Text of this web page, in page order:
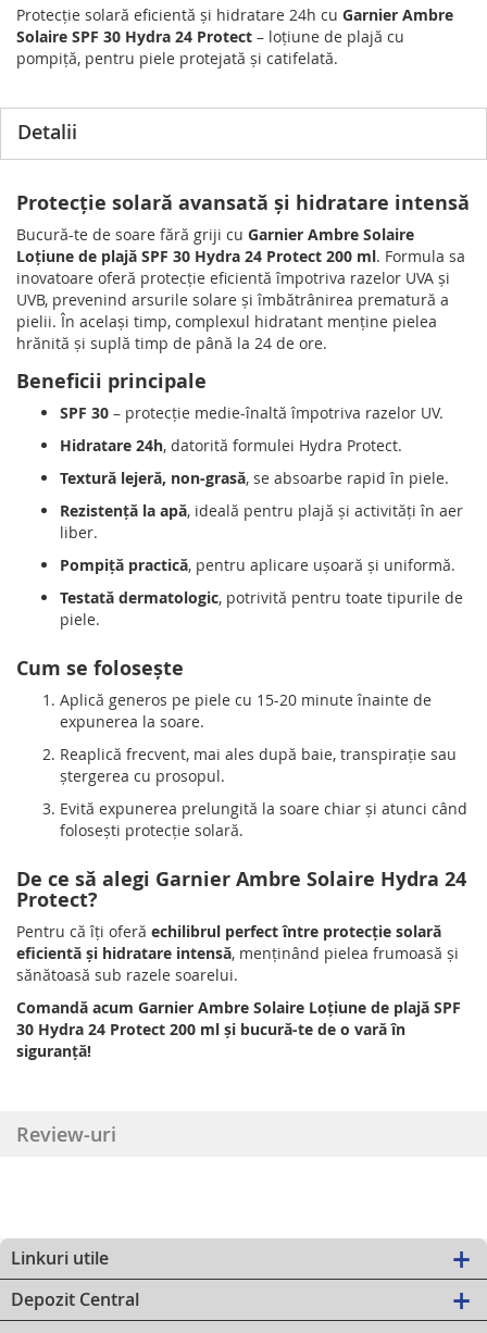
Protecție solară eficientă și hidratare 24h cu Garnier Ambre
Solaire SPF 30 Hydra 24 Protect – loțiune de plajă cu
pompiță, pentru piele protejată și catifelată.
Detalii
Protecție solară avansată și hidratare intensă
Bucură-te de soare fără griji cu Garnier Ambre Solaire
Loțiune de plajă SPF 30 Hydra 24 Protect 200 ml. Formula sa
inovatoare oferă protecție eficientă împotriva razelor UVA și
UVB, prevenind arsurile solare și îmbătrânirea prematură a
pielii. În același timp, complexul hidratant menține pielea
hrănită și suplă timp de până la 24 de ore.
Beneficii principale
SPF 30 – protecție medie-înaltă împotriva razelor UV.
Hidratare 24h, datorită formulei Hydra Protect.
Textură lejeră, non-grasă, se absoarbe rapid în piele.
Rezistență la apă, ideală pentru plajă și activități în aer
liber.
Pompiță practică, pentru aplicare ușoară și uniformă.
Testată dermatologic, potrivită pentru toate tipurile de
piele.
Cum se folosește
Aplică generos pe piele cu 15-20 minute înainte de
expunerea la soare.
Reaplică frecvent, mai ales după baie, transpirație sau
ștergerea cu prosopul.
Evită expunerea prelungită la soare chiar și atunci când
folosești protecție solară.
De ce să alegi Garnier Ambre Solaire Hydra 24
Protect?
Pentru că îți oferă echilibrul perfect între protecție solară
eficientă și hidratare intensă, menținând pielea frumoasă și
sănătoasă sub razele soarelui.
Comandă acum Garnier Ambre Solaire Loțiune de plajă SPF
30 Hydra 24 Protect 200 ml și bucură-te de o vară în
siguranță!
Review-uri
Linkuri utile
Depozit Central